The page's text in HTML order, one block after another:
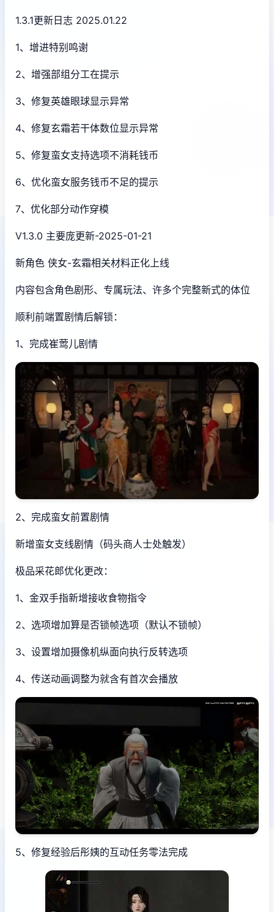
1.3.1更新日志 2025.01.22
1、增进特别鸣谢
2、增强部组分工在提示
3、修复英雄眼球显示异常
4、修复玄霜若干体数位显示异常
5、修复蛮女支持选项不消耗钱币
6、优化蛮女服务钱币不足的提示
7、优化部分动作穿模
V1.3.0 主要庞更新-2025-01-21
新角色 侠女-玄霜相关材料正化上线
内容包含角色剧形、专属玩法、许多个完整新式的体位
顺利前端置剧情后解锁：
1、完成崔莺儿剧情
2、完成蛮女前置剧情
新增蛮女支线剧情（码头商人士处触发）
极品采花郎优化更改：
1、金双手指新增接收食物指令
2、选项增加算是否锁帧选项（默认不锁帧）
3、设置增加摄像机纵面向执行反转选项
4、传送动画调整为就含有首次会播放
5、修复经验后彤姨的互动任务零法完成